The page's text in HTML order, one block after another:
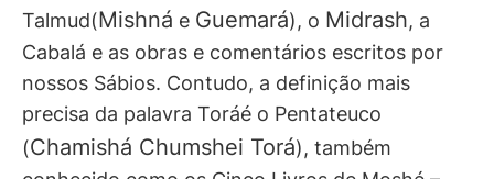
Talmud(Mishná e Guemará), o Midrash, a
Cabalá e as obras e comentários escritos por
nossos Sábios. Contudo, a definição mais
precisa da palavra Toráé o Pentateuco
(Chamishá Chumshei Torá), também